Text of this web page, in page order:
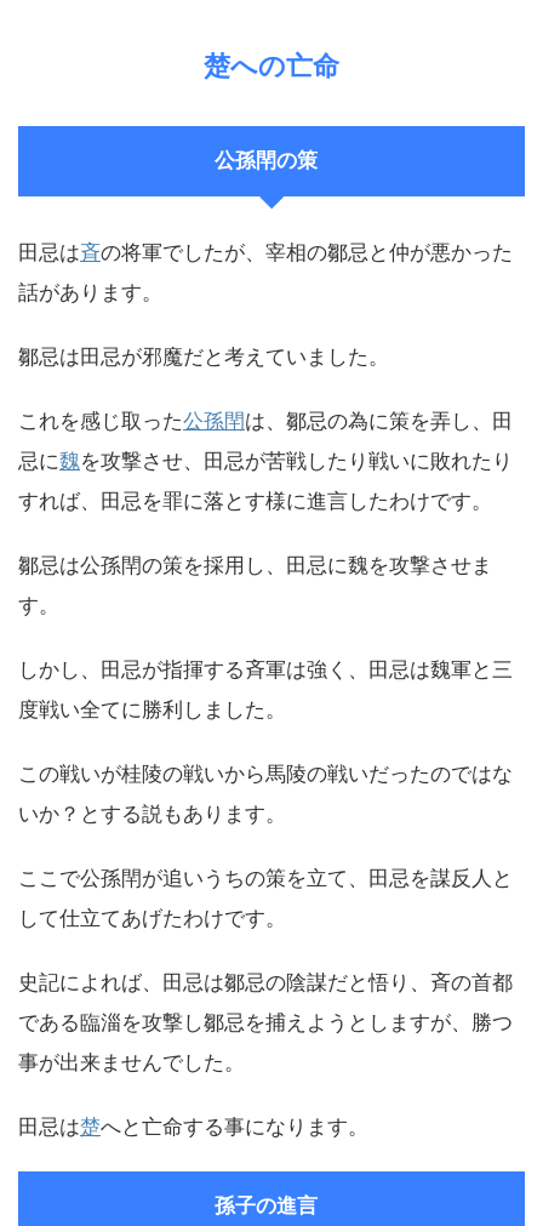
楚への亡命
公孫閈の策
田忌は斉の将軍でしたが、宰相の鄒忌と仲が悪かった
話があります。
鄒忌は田忌が邪魔だと考えていました。
これを感じ取った公孫閈は、鄒忌の為に策を弄し、田
忌に魏を攻撃させ、田忌が苦戦したり戦いに敗れたり
すれば、田忌を罪に落とす様に進言したわけです。
鄒忌は公孫閈の策を採用し、田忌に魏を攻撃させま
す。
しかし、田忌が指揮する斉軍は強く、田忌は魏軍と三
度戦い全てに勝利しました。
この戦いが桂陵の戦いから馬陵の戦いだったのではな
いか？とする説もあります。
ここで公孫閈が追いうちの策を立て、田忌を謀反人と
して仕立てあげたわけです。
史記によれば、田忌は鄒忌の陰謀だと悟り、斉の首都
である臨淄を攻撃し鄒忌を捕えようとしますが、勝つ
事が出来ませんでした。
田忌は楚へと亡命する事になります。
孫子の進言